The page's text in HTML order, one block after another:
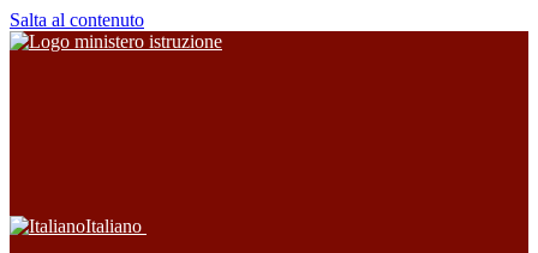
Salta al contenuto
Italiano